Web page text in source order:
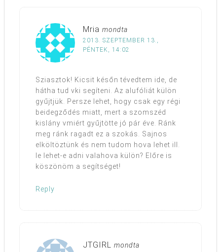
Mria mondta
2013. SZEPTEMBER 13.,
PÉNTEK, 14:02
Sziasztok! Kicsit későn tévedtem ide, de
hátha tud vki segíteni. Az alufóliát külön
gyűjtjük. Persze lehet, hogy csak egy régi
beidegződés miatt, mert a szomszéd
kislány vmiért gyűjtötte jó pár éve. Ránk
meg ránk ragadt ez a szokás. Sajnos
elköltöztünk és nem tudom hova lehet ill.
le lehet-e adni valahova külön? Előre is
köszönöm a segítséget!
Reply
JTGIRL mondta